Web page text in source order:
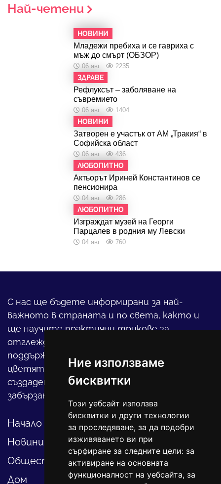
Ние използваме
бисквитки
Този уебсайт използва
бисквитки и други технологии
за проследяване, за да подобри
изживяването ви при
сърфиране за следните цели: за
активиране на основната
функционалност на уебсайта, за
Най-четени
НОВИНИ
Младежи пребиха и се гавриха с
мъж до смърт (ОБЗОР)
06 авг 2235
ЗДРАВЕ
Рефлуксът – заболяване на
съвремието
06 авг 1404
НОВИНИ
Затворен е участък от АМ „Тракия“ в
Софийска област
06 авг 436
ЛЮБОПИТНО
Актьорът Ириней Константинов се
пенсионира
04 авг 286
ЛЮБОПИТНО
Изграждат музей на Георги
Парцалев в родния му Левски
04 авг 760
С нас ще бъдете информирани за най-
важното в страната и по света, както и
ще научите практични трикове за
отглеждането на детето, за
поддържането на дома и градината,
цветята, интериора и, въобще, как да
създадете своя уютен оазис в този така
забързан свят.
Начало
Новини
Общество
Дом